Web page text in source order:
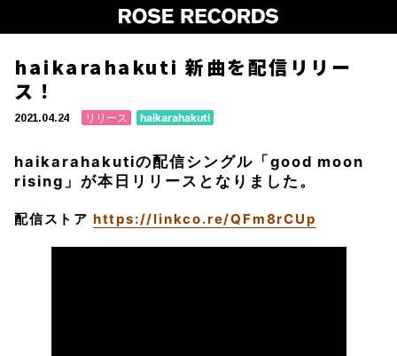
haikarahakuti 新曲を配信リリー
ス！
2021.04.24 リリース haikarahakuti
haikarahakutiの配信シングル「good moon
rising」が本日リリースとなりました。
配信ストア https://linkco.re/QFm8rCUp